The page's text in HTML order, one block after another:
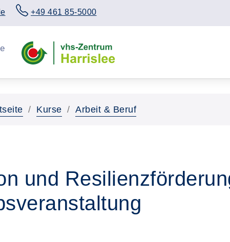
+49 461 85-5000
Kurse Arbeit & Beruf
und